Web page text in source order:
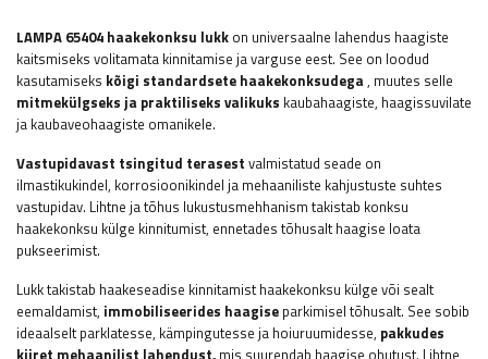
LAMPA 65404 haakekonksu lukk on universaalne lahendus haagiste
kaitsmiseks volitamata kinnitamise ja varguse eest. See on loodud
kasutamiseks kõigi standardsete haakekonksudega, muutes selle
mitmekülgseks ja praktiliseks valikuks kaubahaagiste, haagissuvilate
ja kaubaveohaagiste omanikele.
Vastupidavast tsingitud terasest valmistatud seade on
ilmastikukindel, korrosioonikindel ja mehaaniliste kahjustuste suhtes
vastupidav. Lihtne ja tõhus lukustusmehhanism takistab konksu
haakekonksu külge kinnitumist, ennetades tõhusalt haagise loata
pukseerimist.
Lukk takistab haakeseadise kinnitamist haakekonksu külge või sealt
eemaldamist, immobiliseerides haagise parkimisel tõhusalt. See sobib
ideaalselt parklatesse, kämpingutesse ja hoiuruumidesse, pakkudes